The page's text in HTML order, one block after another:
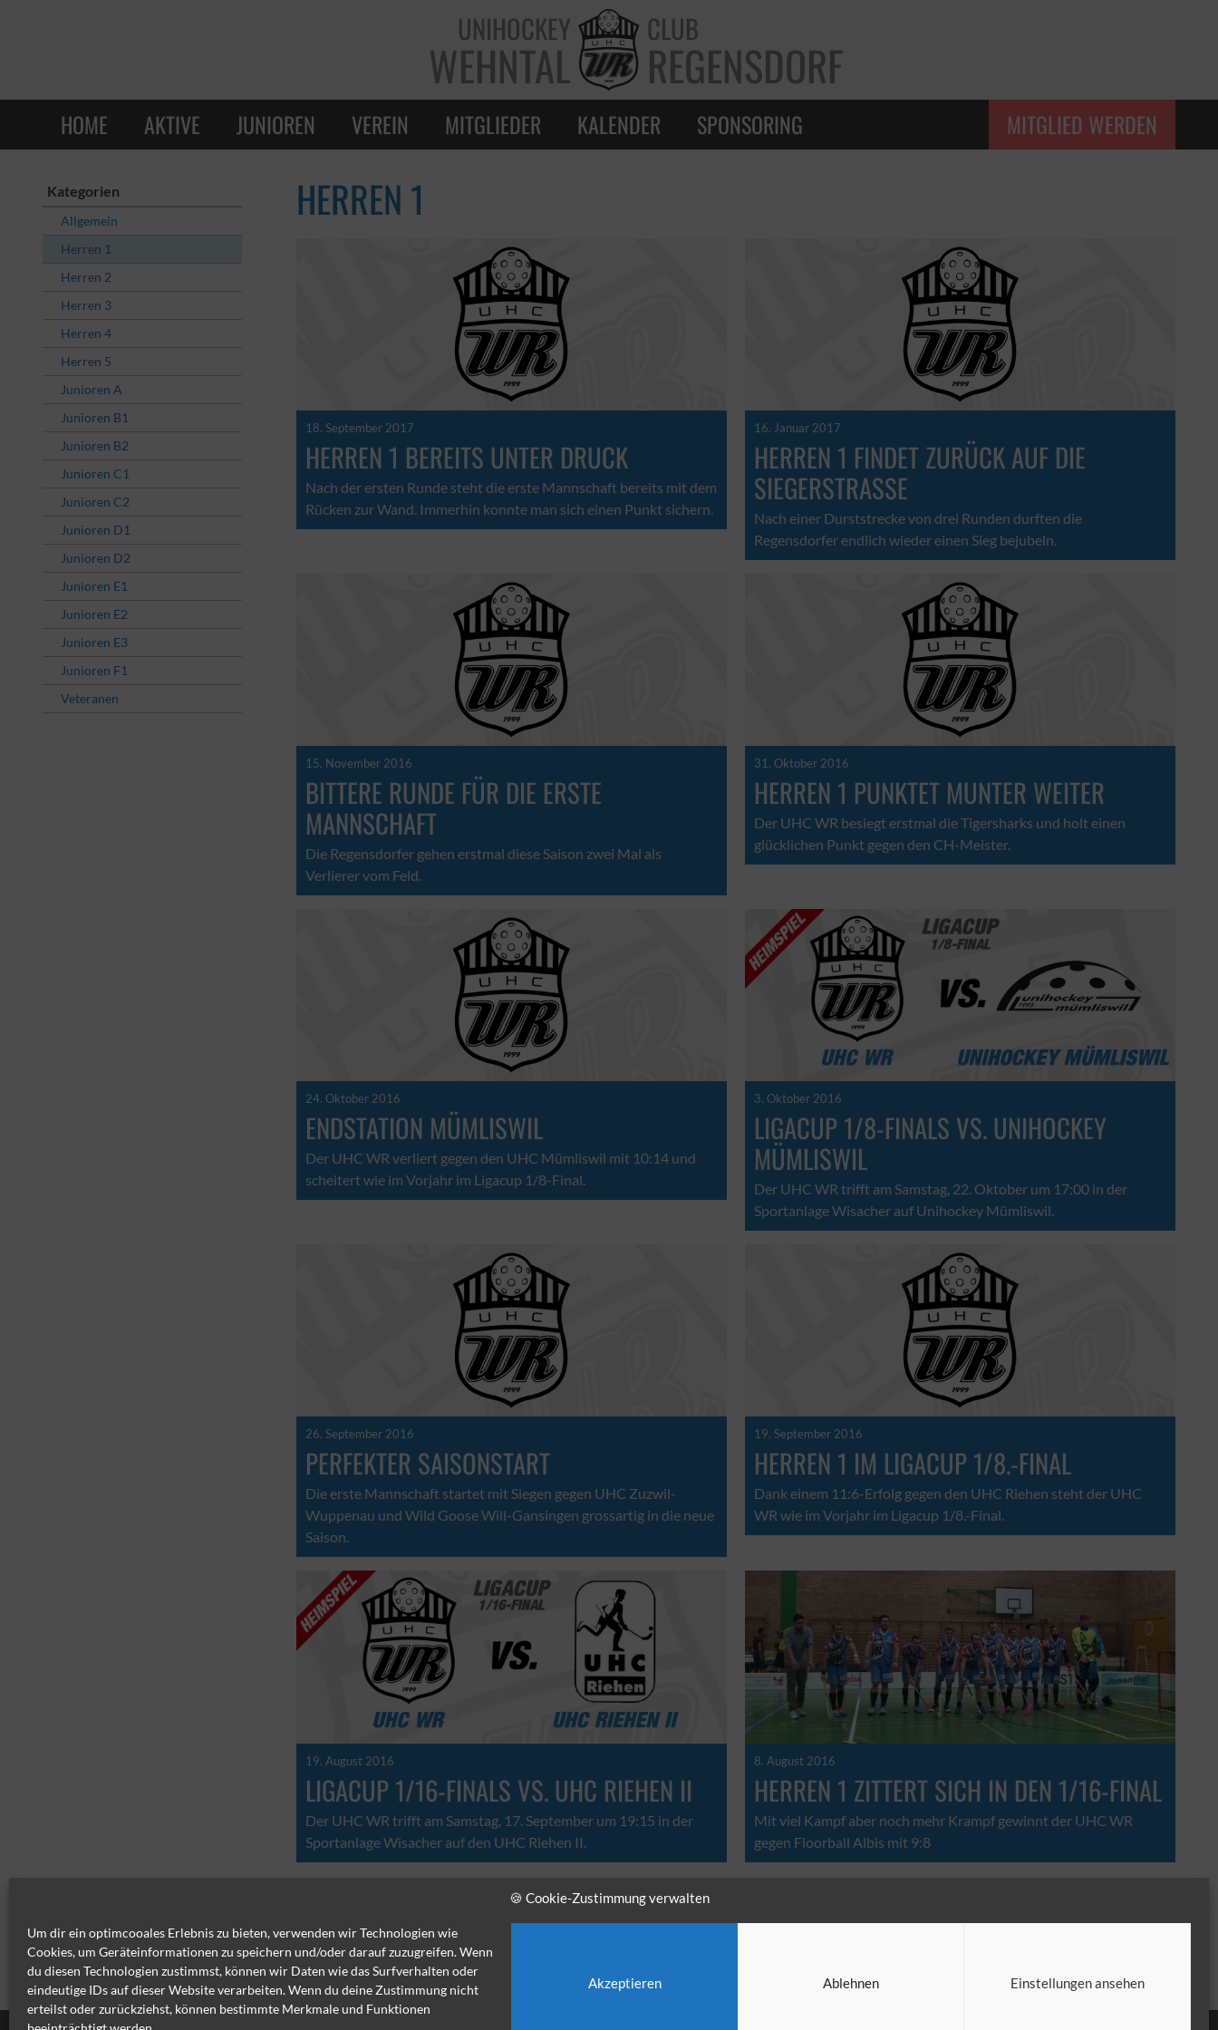
🍪 Cookie-Zustimmung verwalten
Um dir ein optimcooales Erlebnis zu bieten, verwenden wir Technologien wie
Cookies, um Geräteinformationen zu speichern und/oder darauf zuzugreifen. Wenn
du diesen Technologien zustimmst, können wir Daten wie das Surfverhalten oder
eindeutige IDs auf dieser Website verarbeiten. Wenn du deine Zustimmung nicht
erteilst oder zurückziehst, können bestimmte Merkmale und Funktionen
Akzeptieren Ablehnen Einstellungen ansehen
UNIHOCKEY
WEHNTAL
CLUB
REGENSDORF
HOME AKTIVE JUNIOREN VEREIN MITGLIEDER KALENDER SPONSORING MITGLIED WERDEN
Kategorien
Allgemein
Herren 1
Herren 2
Herren 3
Herren 4
Herren 5
Junioren A
Junioren B1
Junioren B2
Junioren C1
Junioren C2
Junioren D1
Junioren D2
Junioren E1
Junioren E2
Junioren E3
Junioren F1
Veteranen
HERREN 1
18. September 2017
HERREN 1 BEREITS UNTER DRUCK
Nach der ersten Runde steht die erste Mannschaft bereits mit dem
Rücken zur Wand. Immerhin konnte man sich einen Punkt sichern.
16. Januar 2017
HERREN 1 FINDET ZURÜCK AUF DIE
SIEGERSTRASSE
Nach einer Durststrecke von drei Runden durften die
Regensdorfer endlich wieder einen Sieg bejubeln.
15. November 2016
BITTERE RUNDE FÜR DIE ERSTE
MANNSCHAFT
Die Regensdorfer gehen erstmal diese Saison zwei Mal als
Verlierer vom Feld.
31. Oktober 2016
HERREN 1 PUNKTET MUNTER WEITER
Der UHC WR besiegt erstmal die Tigersharks und holt einen
glücklichen Punkt gegen den CH-Meister.
24. Oktober 2016
ENDSTATION MÜMLISWIL
Der UHC WR verliert gegen den UHC Mümliswil mit 10:14 und
scheitert wie im Vorjahr im Ligacup 1/8-Final.
3. Oktober 2016
LIGACUP 1/8-FINALS VS. UNIHOCKEY
MÜMLISWIL
Der UHC WR trifft am Samstag, 22. Oktober um 17:00 in der
Sportanlage Wisacher auf Unihockey Mümliswil.
26. September 2016
PERFEKTER SAISONSTART
Die erste Mannschaft startet mit Siegen gegen UHC Zuzwil-
Wuppenau und Wild Goose Will-Gansingen grossartig in die neue
Saison.
19. September 2016
HERREN 1 IM LIGACUP 1/8.-FINAL
Dank einem 11:6-Erfolg gegen den UHC Riehen steht der UHC
WR wie im Vorjahr im Ligacup 1/8.-Final.
19. August 2016
LIGACUP 1/16-FINALS VS. UHC RIEHEN II
Der UHC WR trifft am Samstag, 17. September um 19:15 in der
Sportanlage Wisacher auf den UHC Riehen II.
8. August 2016
HERREN 1 ZITTERT SICH IN DEN 1/16-FINAL
Mit viel Kampf aber noch mehr Krampf gewinnt der UHC WR
gegen Floorball Albis mit 9:8